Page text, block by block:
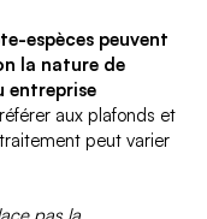
espèces peuvent
la nature de
entreprise
aux plafonds et
peut varier